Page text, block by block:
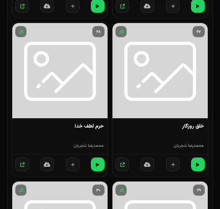
۲۷
خلق روزگار
محمدرضا شجریان
۲۸
حرم لطف خدا
محمدرضا شجریان
۲۹ ۳۰